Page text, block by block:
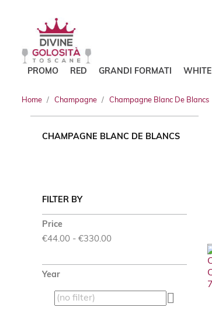
PROMO RED GRANDI FORMATI WHITE
Home Champagne Champagne Blanc De Blancs
CHAMPAGNE BLANC DE BLANCS
FILTER BY
Price
€44.00 - €330.00
Year
